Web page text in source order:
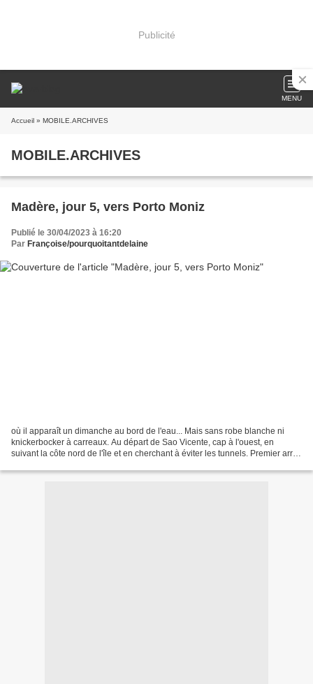
Publicité
MENU
Accueil » MOBILE.ARCHIVES
MOBILE.ARCHIVES
Madère, jour 5, vers Porto Moniz
Publié le 30/04/2023 à 16:20
Par Françoise/pourquoitantdelaine
où il apparaît un dimanche au bord de l'eau... Mais sans robe blanche ni
knickerbocker à carreaux. Au départ de Sao Vicente, cap à l'ouest, en
suivant la côte nord de l'île et en cherchant à éviter les tunnels. Premier arrêt,